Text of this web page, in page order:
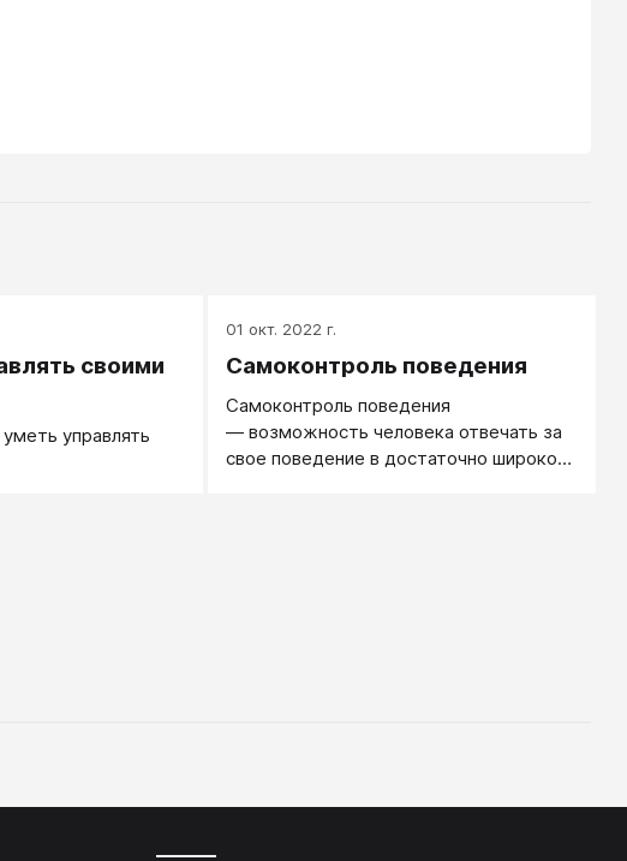
своими
управлять
01 окт. 2022 г.
Самоконтроль поведения
Самоконтроль поведения
— возможность человека отвечать за
свое поведение в достаточно широком